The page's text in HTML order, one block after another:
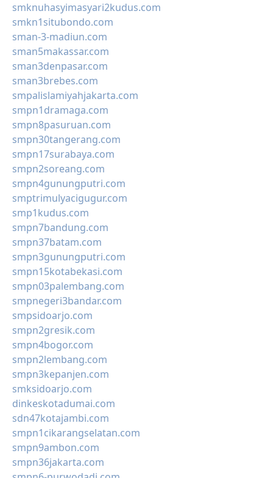
smknuhasyimasyari2kudus.com
smkn1situbondo.com
sman-3-madiun.com
sman5makassar.com
sman3denpasar.com
sman3brebes.com
smpalislamiyahjakarta.com
smpn1dramaga.com
smpn8pasuruan.com
smpn30tangerang.com
smpn17surabaya.com
smpn2soreang.com
smpn4gunungputri.com
smptrimulyacigugur.com
smp1kudus.com
smpn7bandung.com
smpn37batam.com
smpn3gunungputri.com
smpn15kotabekasi.com
smpn03palembang.com
smpnegeri3bandar.com
smpsidoarjo.com
smpn2gresik.com
smpn4bogor.com
smpn2lembang.com
smpn3kepanjen.com
smksidoarjo.com
dinkeskotadumai.com
sdn47kotajambi.com
smpn1cikarangselatan.com
smpn9ambon.com
smpn36jakarta.com